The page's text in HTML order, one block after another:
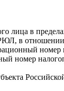
лица в
в
номер
номер